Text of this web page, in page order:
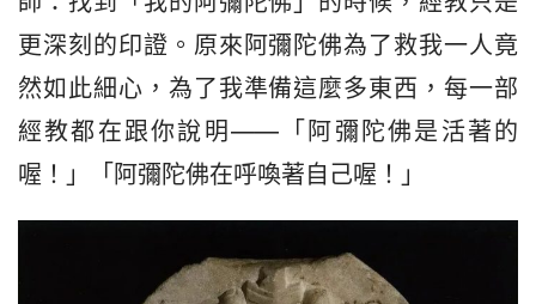
更深刻的印證。原來阿彌陀佛為了救我一人竟
然如此細心，為了我準備這麼多東西，每一部
經教都在跟你說明——「阿彌陀佛是活著的
喔！」「阿彌陀佛在呼喚著自己喔！」